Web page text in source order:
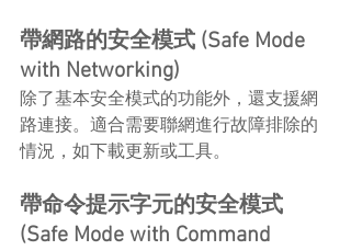
帶網路的安全模式 (Safe Mode
with Networking)
除了基本安全模式的功能外，還支援網
路連接。適合需要聯網進行故障排除的
情況，如下載更新或工具。
帶命令提示字元的安全模式
(Safe Mode with Command